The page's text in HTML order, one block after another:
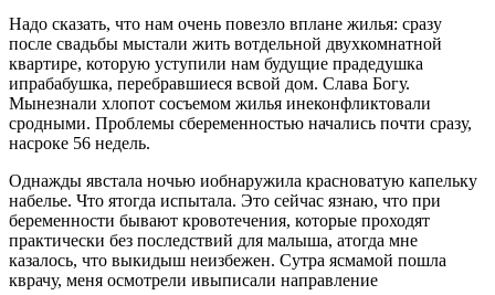
Надо сказать, что нам очень повезло вплане жилья: сразу
после свадьбы мыстали жить вотдельной двухкомнатной
квартире, которую уступили нам будущие прадедушка
ипрабабушка, перебравшиеся всвой дом. Слава Богу.
Мынезнали хлопот сосъемом жилья инеконфликтовали
сродными. Проблемы сбеременностью начались почти сразу,
насроке 56 недель.
Однажды явстала ночью иобнаружила красноватую капельку
набелье. Что ятогда испытала. Это сейчас язнаю, что при
беременности бывают кровотечения, которые проходят
практически без последствий для малыша, атогда мне
казалось, что выкидыш неизбежен. Сутра ясмамой пошла
кврачу, меня осмотрели ивыписали направление